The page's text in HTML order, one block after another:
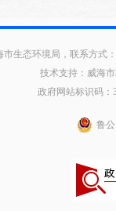
市生态环境局，联系方式
技术支持：威海
政府网站标识码：
鲁公